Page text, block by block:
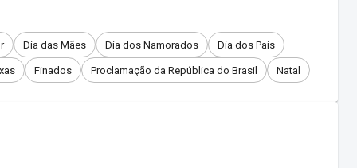
Dia das Mães Dia dos Namorados Dia dos Pais
Finados Proclamação da República do Brasil Natal